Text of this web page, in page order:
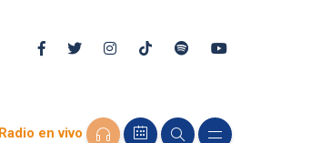
Radio en vivo